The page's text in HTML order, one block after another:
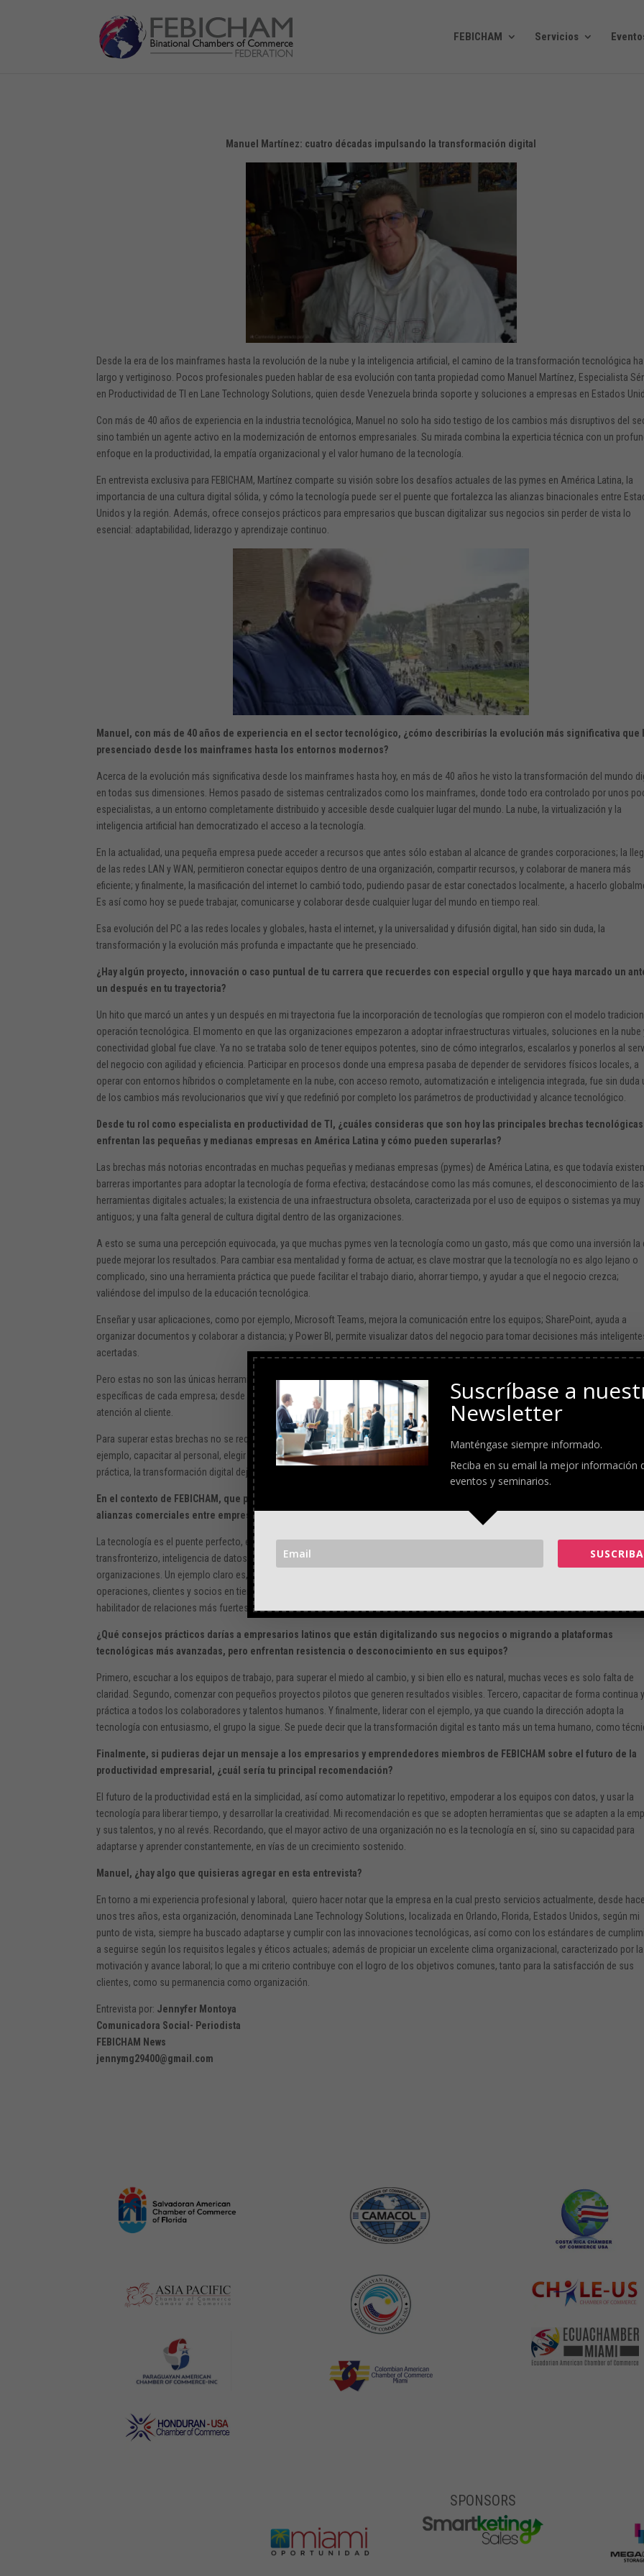
FEBICHAM Servicios
Manuel Martínez: cuatro décadas impulsando la transformación digital
Desde la era de los mainframes hasta la revolución de la nubey la inteligencia artificial, el camino de latransformacióntecnológica ha
largoyvertiginoso. Pocos profesionales pueden hablar de esa evolución contanta propiedad como Manuel Martínez, Especialista
en Productividad deTI en LaneTechnologySolutions, quien desdeVenezuela brinda soportey soluciones a empresas en Estados
Con más de 40 años de experiencia en la industriatecnológica, Manuel no solo ha sidotestigo de los cambios más disruptivos del
sinotambién un agente activo en la modernización de entornos empresariales.Su mirada combina la experticiatécnica con un
enfoque en la productividad, la empatía organizacionaly elvalor humano de latecnología.
En entrevista exclusiva para FEBICHAM, Martínez comparte suvisión sobre los desafíos actuales de las pymes en América Latina, la
importancia de una cultura digital sólida,y cómo latecnología puede ser el puente que fortalezca las alianzas binacionales entre
Unidosy la región. Además, ofrece consejos prácticos para empresarios que buscan digitalizar sus negocios sin perder devista lo
esencial: adaptabilidad, liderazgoy aprendizaje continuo.
Manuel, con más de 40 años de experiencia en el sector tecnológico, ¿cómo describirías la evolución más significativa que
presenciado desde los mainframes hasta los entornos modernos?
Acerca de la evolución más significativa desde los mainframes hasta hoy, en más de 40 años he visto la transformación del mundo
en todas sus dimensiones. Hemos pasado de sistemas centralizados como los mainframes, donde todo era controlado por unos
especialistas, a un entorno completamente distribuido y accesible desde cualquier lugar del mundo. La nube, la virtualización y la
inteligencia artificial han democratizado el acceso a la tecnología.
En la actualidad, una pequeña empresa puede acceder a recursos que antes sólo estaban al alcance de grandes corporaciones; la
de las redes LAN y WAN, permitieron conectar equipos dentro de una organización, compartir recursos, y colaborar de manera más
eficiente; y finalmente, la masificación del internet lo cambió todo, pudiendo pasar de estar conectados localmente, a hacerlo
Es así como hoy se puede trabajar, comunicarse y colaborar desde cualquier lugar del mundo en tiempo real.
Esa evolución del PC a las redes locales y globales, hasta el internet, y la universalidad y difusión digital, han sido sin duda, la
transformación y la evolución más profunda e impactante que he presenciado.
¿Hay algún proyecto, innovación o caso puntual de tu carrera que recuerdes con especial orgullo y que haya marcado un
un después en tu trayectoria?
Un hito que marcó un antes y un después en mi trayectoria fue la incorporación de tecnologías que rompieron con el modelo
operación tecnológica. El momento en que las organizaciones empezaron a adoptar infraestructuras virtuales, soluciones en la nube
conectividad global fue clave. Ya no se trataba solo de tener equipos potentes, sino de cómo integrarlos, escalarlos y ponerlos al
del negocio con agilidad y eficiencia. Participar en procesos donde una empresa pasaba de depender de servidores físicos locales, a
operar con entornos híbridos o completamente en la nube, con acceso remoto, automatización e inteligencia integrada, fue sin duda
de los cambios más revolucionarios que viví y que redefinió por completo los parámetros de productividad y alcance tecnológico.
Desde tu rol como especialista en productividad de TI, ¿cuáles consideras que son hoy las principales brechas
enfrentan las pequeñas y medianas empresas en América Latina y cómo pueden superarlas?
Las brechas más notorias encontradas en muchas pequeñas y medianas empresas (pymes) de América Latina, es que todavía existen
barreras importantes para adoptar la tecnología de forma efectiva; destacándose como las más comunes, el desconocimiento de las
herramientas digitales actuales; la existencia de una infraestructura obsoleta, caracterizada por el uso de equipos o sistemas ya muy
antiguos; y una falta general de cultura digital dentro de las organizaciones.
A esto se suma una percepción equivocada, ya que muchas pymes ven la tecnología como un gasto, más que como una inversión la
puede mejorar los resultados. Para cambiar esa mentalidad y forma de actuar, es clave mostrar que la tecnología no es algo lejano o
complicado, sino una herramienta práctica que puede facilitar el trabajo diario, ahorrar tiempo, y ayudar a que el negocio crezca;
valiéndose del impulso de la educación tecnológica.
Enseñar y usar aplicaciones, como por ejemplo, Microsoft Teams, mejora la comunicación entre los equipos; SharePoint, ayuda a
organizar documentos y colaborar a distancia; y Power BI, permite visualizar datos del negocio para tomar decisiones más
acertadas.
Pero estas no son las únicas herramientas, existen las de Microsoft, y las de otros proveedores, que pueden adaptarse a las
específicas de cada empresa; desde plataformas para automatizar tareas repetitivas, hasta soluciones para ventas, marketing,
atención al cliente.
Para superar estas brechas no se requiere al principio grandes inversiones, lo que realmente se necesita es dar el primer paso; por
ejemplo, capacitar al personal, elegir herramientas adecuadas y empezar a usarlas poco a poco. Cuando se ve el impacto positivo en la
práctica, la transformación digital deja de ser una idea lejana y se convierte en una aliada real del negocio, adaptada a la resiliencia.
En el contexto de FEBICHAM, que promueve la integración binacional, ¿qué papel puede jugar la tecnología en fortalecer
alianzas comerciales entre empresas de Estados Unidos y América Latina?
La tecnología es el puente perfecto, entre Estados Unidos, América Latina, y el mundo entero. Plataformas colaborativas, e-
transfronterizo, inteligencia de datos y otros, contribuyen a reducir las barreras geográficas y culturales, basándose en la resiliencia de
organizaciones. Un ejemplo claro es, cómo herramientas de automatización o CRM, permiten que empresas de ambos lados
operaciones, clientes y socios en tiempo real, con eficacia y eficiencia. La clave está en ver la tecnología no como un fin, sino como un
habilitador de relaciones más fuertes, y duraderas en el tiempo.
¿Qué consejos prácticos darías a empresarios latinos que están digitalizando sus negocios o migrando a plataformas
tecnológicas más avanzadas, pero enfrentan resistencia o desconocimiento en sus equipos?
Primero, escuchar a los equipos de trabajo, para superar el miedo al cambio, y si bien ello es natural, muchas veces es solo falta de
claridad. Segundo, comenzar con pequeños proyectos pilotos que generen resultados visibles. Tercero, capacitar de forma continua y
práctica a todos los colaboradores y talentos humanos. Y finalmente, liderar con el ejemplo, ya que cuando la dirección adopta la
tecnología con entusiasmo, el grupo la sigue. Se puede decir que la transformación digital es tanto más un tema humano, como
Finalmente, si pudieras dejar un mensaje a los empresarios y emprendedores miembros de FEBICHAM sobre el futuro de la
productividad empresarial, ¿cuál sería tu principal recomendación?
El futuro de la productividad está en la simplicidad, así como automatizar lo repetitivo, empoderar a los equipos con datos, y usar la
tecnología para liberar tiempo, y desarrollar la creatividad. Mi recomendación es que se adopten herramientas que se adapten a la
y sus talentos, y no al revés. Recordando, que el mayor activo de una organización no es la tecnología en sí, sino su capacidad para
adaptarse y aprender constantemente, en vías de un crecimiento sostenido.
Manuel, ¿hay algo que quisieras agregar en esta entrevista?
En torno a mi experiencia profesional y laboral, quiero hacer notar que la empresa en la cual presto servicios actualmente, desde hace
unos tres años, esta organización, denominada Lane Technology Solutions, localizada en Orlando, Florida, Estados Unidos, según mi
punto de vista, siempre ha buscado adaptarse y cumplir con las innovaciones tecnológicas, así como con los estándares de
a seguirse según los requisitos legales y éticos actuales; además de propiciar un excelente clima organizacional, caracterizado por la
motivación y avance laboral; lo que a mi criterio contribuye con el logro de los objetivos comunes, tanto para la satisfacción de sus
clientes, como su permanencia como organización.
Entrevista por: Jennyfer Montoya
Comunicadora Social- Periodista
FEBICHAM News
jennymg29400@gmail.com
SPONSORS
Suscríbase a
Newsletter
Manténgase siempre informado.
Reciba en su email la mejor información
eventos y seminarios.